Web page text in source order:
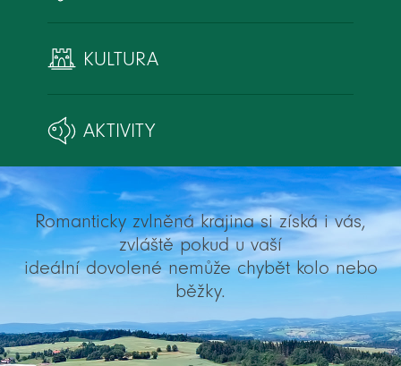
KULTURA
AKTIVITY
Romanticky zvlněná krajina si získá i vás,
zvláště pokud u vaší
ideální dovolené nemůže chybět kolo nebo
běžky.